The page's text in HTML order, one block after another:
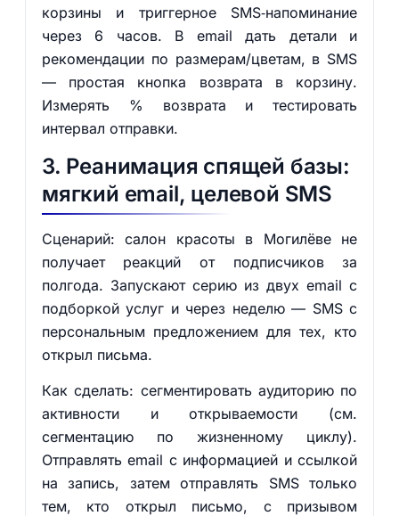
корзины и триггерное SMS‑напоминание
через 6 часов. В email дать детали и
рекомендации по размерам/цветам, в SMS
— простая кнопка возврата в корзину.
Измерять % возврата и тестировать
интервал отправки.
3. Реанимация спящей базы:
мягкий email, целевой SMS
Сценарий: салон красоты в Могилёве не
получает реакций от подписчиков за
полгода. Запускают серию из двух email с
подборкой услуг и через неделю — SMS с
персональным предложением для тех, кто
открыл письма.
Как сделать: сегментировать аудиторию по
активности и открываемости (см.
сегментацию по жизненному циклу).
Отправлять email с информацией и ссылкой
на запись, затем отправлять SMS только
тем, кто открыл письмо, с призывом